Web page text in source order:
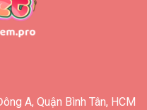
A, Quận Bình Tân, HCM